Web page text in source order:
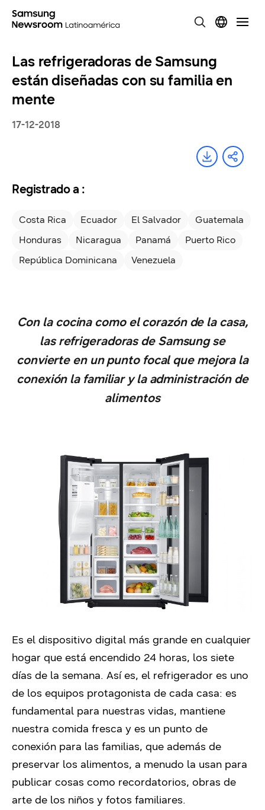
Las refrigeradoras de Samsung
están diseñadas con su familia en
mente
17-12-2018
Registrado a :
Costa Rica Ecuador El Salvador
Guatemala
Honduras
Nicaragua Panamá
Puerto Rico
República Dominicana
Venezuela
Con la cocina como el corazón de la casa,
las refrigeradoras de Samsung se
convierte en un punto focal que mejora la
conexión la familiar y la administración de
alimentos
Es el dispositivo digital más grande en cualquier
hogar que está encendido 24 horas, los siete
días de la semana. Así es, el refrigerador es uno
de los equipos protagonista de cada casa: es
fundamental para nuestras vidas, mantiene
nuestra comida fresca y es un punto de
conexión para las familias, que además de
preservar los alimentos, a menudo la usan para
publicar cosas como recordatorios, obras de
arte de los niños y fotos familiares.